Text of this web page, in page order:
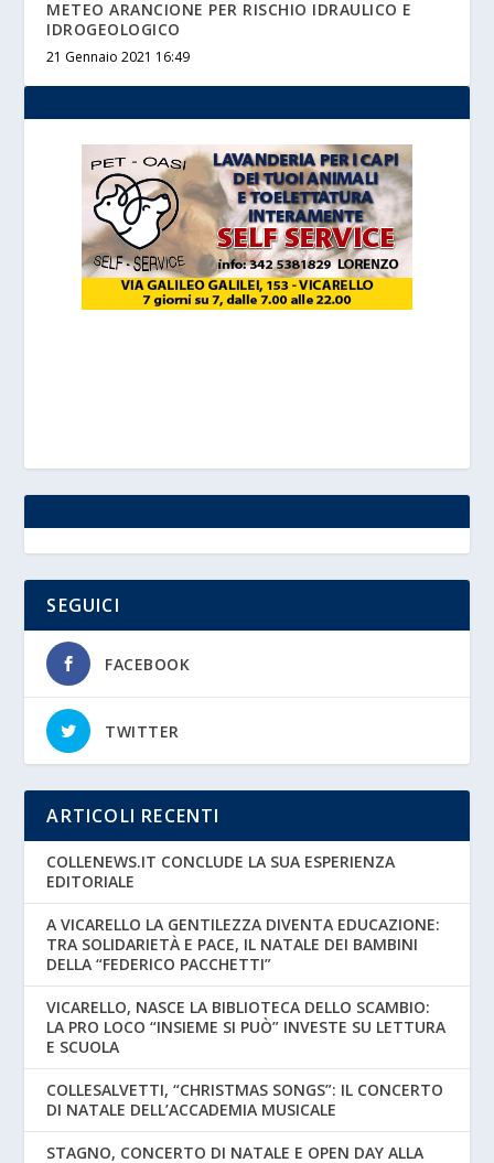
METEO ARANCIONE PER RISCHIO IDRAULICO E
IDROGEOLOGICO
21 Gennaio 2021 16:49
SEGUICI
FACEBOOK
TWITTER
ARTICOLI RECENTI
COLLENEWS.IT CONCLUDE LA SUA ESPERIENZA
EDITORIALE
A VICARELLO LA GENTILEZZA DIVENTA EDUCAZIONE:
TRA SOLIDARIETÀ E PACE, IL NATALE DEI BAMBINI
DELLA “FEDERICO PACCHETTI”
VICARELLO, NASCE LA BIBLIOTECA DELLO SCAMBIO:
LA PRO LOCO “INSIEME SI PUÒ” INVESTE SU LETTURA
E SCUOLA
COLLESALVETTI, “CHRISTMAS SONGS”: IL CONCERTO
DI NATALE DELL’ACCADEMIA MUSICALE
STAGNO, CONCERTO DI NATALE E OPEN DAY ALLA